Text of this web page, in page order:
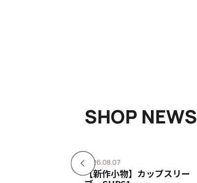
SHOP NEWS
2026.08.07
【新作小物】カップスリー